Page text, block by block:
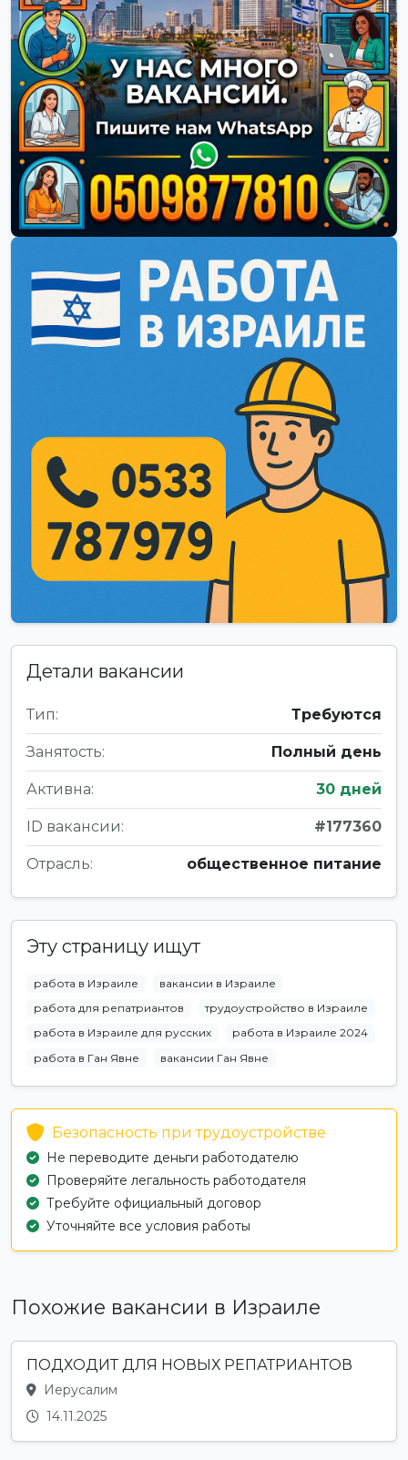
Детали вакансии
Тип: Требуются
Занятость: Полный день
Активна: 30 дней
ID вакансии: #177360
Отрасль: общественное питание
Эту страницу ищут
работа в Израиле
вакансии в Израиле
работа для репатриантов
трудоустройство в Израиле
работа в Израиле для русских
работа в Израиле 2024
работа в Ган Явне
вакансии Ган Явне
Безопасность при трудоустройстве
Не переводите деньги работодателю
Проверяйте легальность работодателя
Требуйте официальный договор
Уточняйте все условия работы
Похожие вакансии в Израиле
ПОДХОДИТ ДЛЯ НОВЫХ РЕПАТРИАНТОВ
Иерусалим
14.11.2025